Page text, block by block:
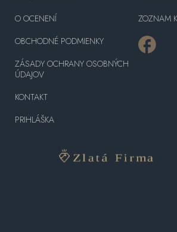
O OCENENÍ
OBCHODNÉ PODMIENKY
ZÁSADY OCHRANY OSOBNÝCH
ÚDAJOV
KONTAKT
PRIHLÁŠKA
ZOZNAM